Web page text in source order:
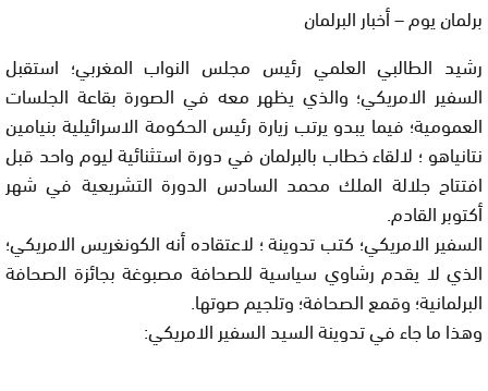
برلمان يوم – أخبار البرلمان
رشيد الطالبي العلمي رئيس مجلس النواب المغربي؛ استقبل
السفير الامريكي؛ والذي يظهر معه في الصورة بقاعة الجلسات
العمومية؛ فيما يبدو يرتب زيارة رئيس الحكومة الاسرائيلية بنيامين
نتانياهو ؛ لالقاء خطاب بالبرلمان في دورة استثنائية ليوم واحد قبل
افتتاح جلالة الملك محمد السادس الدورة التشريعية في شهر
أكتوبر القادم.
السفير الامريكي؛ كتب تدوينة ؛ لاعتقاده أنه الكونغريس الامريكي؛
الذي لا يقدم رشاوي سياسية للصحافة مصبوغة بجائزة الصحافة
البرلمانية؛ وقمع الصحافة؛ وتلجيم صوتها.
وهذا ما جاء في تدوينة السيد السفير الامريكي: